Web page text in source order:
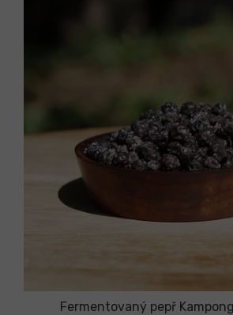
Fermentovaný pepř